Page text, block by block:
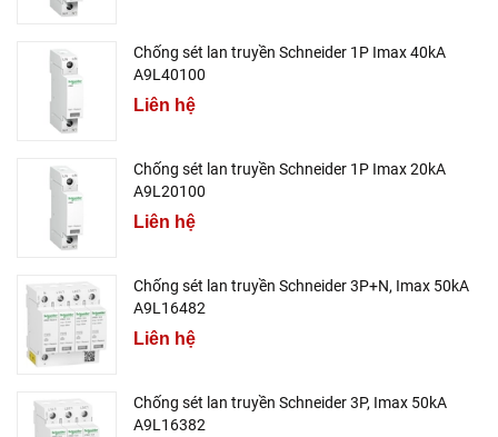
Chống sét lan truyền Schneider 1P Imax 40kA
A9L40100
Liên hệ
Chống sét lan truyền Schneider 1P Imax 20kA
A9L20100
Liên hệ
Chống sét lan truyền Schneider 3P+N, Imax 50kA
A9L16482
Liên hệ
Chống sét lan truyền Schneider 3P, Imax 50kA
A9L16382